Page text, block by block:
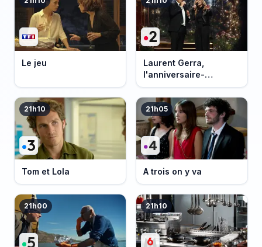
Le jeu
Laurent Gerra,
l'anniversaire-
événement
21h10
Tom et Lola
21h05
A trois on y va
21h00 21h10